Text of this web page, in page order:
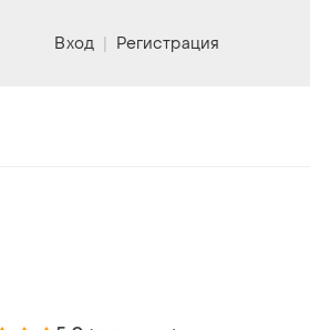
Вход | Регистрация